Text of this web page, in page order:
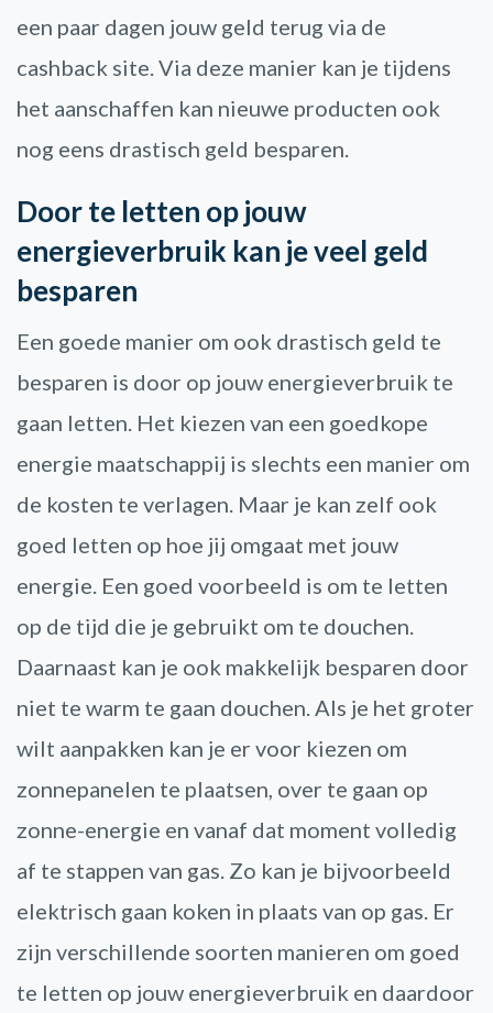
een paar dagen jouw geld terug via de
cashback site. Via deze manier kan je tijdens
het aanschaffen kan nieuwe producten ook
nog eens drastisch geld besparen.
Door te letten op jouw
energieverbruik kan je veel geld
besparen
Een goede manier om ook drastisch geld te
besparen is door op jouw energieverbruik te
gaan letten. Het kiezen van een goedkope
energie maatschappij is slechts een manier om
de kosten te verlagen. Maar je kan zelf ook
goed letten op hoe jij omgaat met jouw
energie. Een goed voorbeeld is om te letten
op de tijd die je gebruikt om te douchen.
Daarnaast kan je ook makkelijk besparen door
niet te warm te gaan douchen. Als je het groter
wilt aanpakken kan je er voor kiezen om
zonnepanelen te plaatsen, over te gaan op
zonne-energie en vanaf dat moment volledig
af te stappen van gas. Zo kan je bijvoorbeeld
elektrisch gaan koken in plaats van op gas. Er
zijn verschillende soorten manieren om goed
te letten op jouw energieverbruik en daardoor